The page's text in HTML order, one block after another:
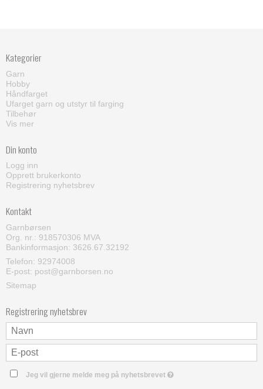
Kategorier
Garn
Hobby
Håndfarget
Ufarget garn og utstyr til farging
Tilbehør
Vis mer
Din konto
Logg inn
Opprett brukerkonto
Registrering nyhetsbrev
Kontakt
Garnbørsen
Org. nr.: 918570306 MVA
Bankinformasjon: 3626.67.32192
Telefon: 92974008
E-post: post@garnborsen.no
Sitemap
Registrering nyhetsbrev
Jeg vil gjerne melde meg på nyhetsbrevet